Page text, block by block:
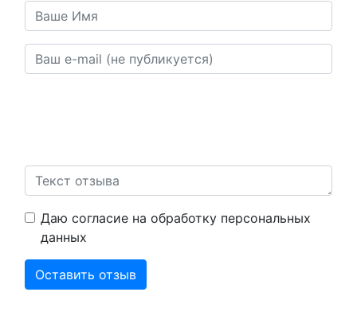
Даю согласие на обработку персональных
данных
Оставить отзыв